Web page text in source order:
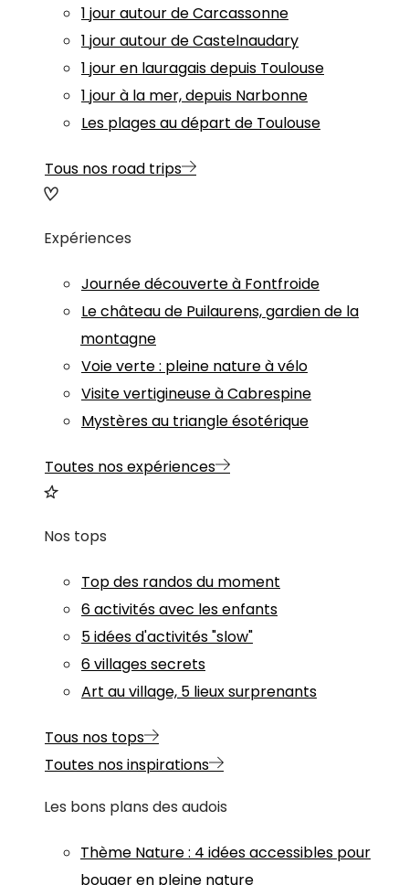
1 jour autour de Carcassonne
1 jour autour de Castelnaudary
1 jour en lauragais depuis Toulouse
1 jour à la mer, depuis Narbonne
Les plages au départ de Toulouse
Tous nos road trips
Expériences
Journée découverte à Fontfroide
Le château de Puilaurens, gardien de la
montagne
Voie verte : pleine nature à vélo
Visite vertigineuse à Cabrespine
Mystères au triangle ésotérique
Toutes nos expériences
Nos tops
Top des randos du moment
6 activités avec les enfants
5 idées d'activités "slow"
6 villages secrets
Art au village, 5 lieux surprenants
Tous nos tops
Toutes nos inspirations
Les bons plans des audois
Thème Nature: 4 idées accessibles pour
bouger en pleine nature